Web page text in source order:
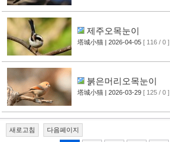
제주오목눈이
塔城小猫 | 2026-04-05 [ 116 / 0 ]
붉은머리오목눈이
塔城小猫 | 2026-03-29 [ 125 / 0 ]
새로고침 다음페이지